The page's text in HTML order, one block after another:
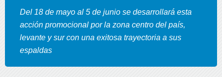
Del 18 de mayo al 5 de junio se desarrollará esta
acción promocional por la zona centro del país,
levante y sur con una exitosa trayectoria a sus
espaldas